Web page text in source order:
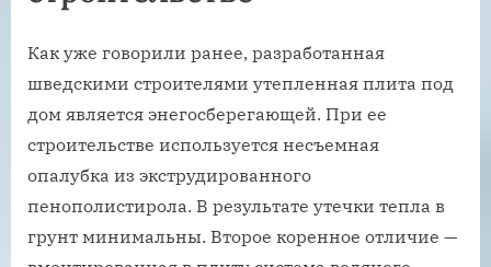
Как уже говорили ранее, разработанная
шведскими строителями утепленная плита под
дом является энегосберегающей. При ее
строительстве используется несъемная
опалубка из экструдированного
пенополистирола. В результате утечки тепла в
грунт минимальны. Второе коренное отличие —